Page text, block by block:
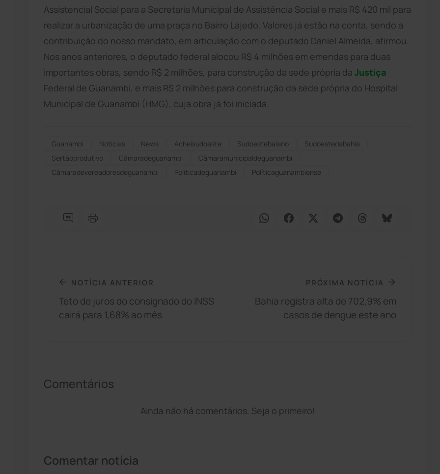
Assistencial Social para a Secretaria Municipal de Assistência Social e mais R$ 420 mil para
realizar a urbanização de uma praça no Bairro Lajedo. Valores já estão na conta, sendo a
contribuição do nosso mandato, em articulação com o deputado Daniel Almeida, afirmou.
Nos anos anteriores, o deputado federal alocou R$ 4 milhões em emendas para duas
importantes obras, sendo R$ 2 milhões, para construção da sede própria da Justiça
Federal de Guanambi, e mais R$ 2 milhões para construção da sede própria do Hospital
Municipal de Guanambi (HMG), cuja obra já foi iniciada.
Guanambi Notícias News Acheisudoeste Sudoestebaiano
Sudoestedabahia
Sertãoprodutivo
Câmaradeguanambi
Câmaramunicipaldeguanambi
Câmaradevereadoresdeguanambi
Políticadeguanambi Políticaguanambiense
NOTÍCIA ANTERIOR
Teto de juros do consignado do INSS
cairá para 1,68% ao mês
PRÓXIMA NOTÍCIA
Bahia registra alta de 702,9% em
casos de dengue este ano
Comentários
Ainda não há comentários. Seja o primeiro!
Comentar notícia